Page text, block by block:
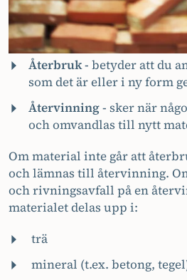
Återbruk - betyder att du
som det är eller i ny form
Återvinning - sker när
och omvandlas till nytt
Om material inte går att
och lämnas till återvinning.
och rivningsavfall på en
materialet delas upp i:
trä
mineral (t.ex. betong,